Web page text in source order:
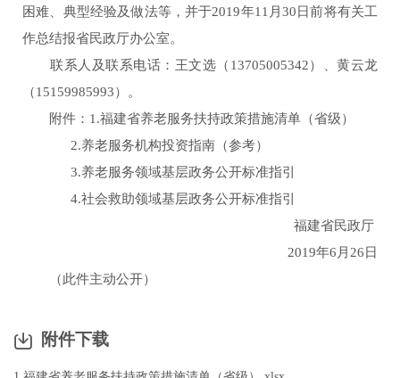
困难、典型经验及做法等，并于2019年11月30日前将有关工
作总结报省民政厅办公室。
联系人及联系电话：王文选（13705005342）、黄云龙
（15159985993）。
附件：1.福建省养老服务扶持政策措施清单（省级）
2.养老服务机构投资指南（参考）
3.养老服务领域基层政务公开标准指引
4.社会救助领域基层政务公开标准指引
福建省民政厅
2019年6月26日
（此件主动公开）
附件下载